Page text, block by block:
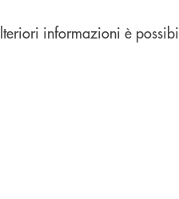
informazioni è